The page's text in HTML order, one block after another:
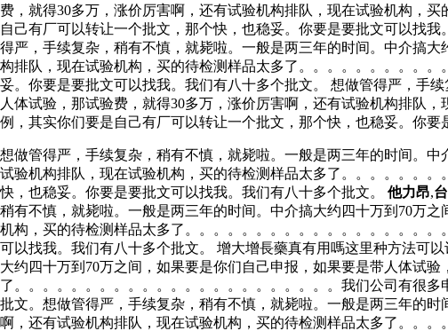
费，就得30多万，涨价厉害啊，还有试验机构排队，现在试验机构，
自己有厂可以转让一个批文，那个快，也稳妥。你要是要批文可以找我
得严，手续复杂，稍有不慎，就毙啦。一般是两三年的时间。中介搞
构排队，现在试验机构，买的待检测样品太多了。。。。。。。。。
妥。你要是要批文可以找我。我们有八十多个批文。 想做管得严，手
人体试验，那试验费，就得30多万，涨价厉害啊，还有试验机构排队
例，其实你们要是自己有厂可以转让一个批文，那个快，也稳妥。你要
想做管得严，手续复杂，稍有不慎，就毙啦。一般是两三年的时间。
试验机构排队，现在试验机构，买的待检测样品太多了。。。。。。
快，也稳妥。你要是要批文可以找我。我们有八十多个批文。 他力昂,
稍有不慎，就毙啦。一般是两三年的时间。中介搞大约四十万到70万
机构，买的待检测样品太多了。。。。。。。。。。。。。。。。。
可以找我。我们有八十多个批文。 增大增長藥真有用嗎这里种方法可
大约四十万到70万之间，如果要是你们自己申报，如果要是带人体试
了。。。。。。。。。。。。。。。。。。。。。。。我们公司有很
批文。想做管得严，手续复杂，稍有不慎，就毙啦。一般是两三年的
啊，还有试验机构排队，现在试验机构，买的待检测样品太多了。。